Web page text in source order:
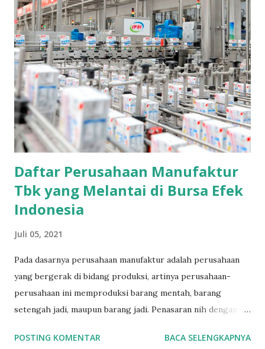
Daftar Perusahaan Manufaktur
Tbk yang Melantai di Bursa Efek
Indonesia
Juli 05, 2021
Pada dasarnya perusahaan manufaktur adalah perusahaan
yang bergerak di bidang produksi, artinya perusahaan-
perusahaan ini memproduksi barang mentah, barang
setengah jadi, maupun barang jadi. Penasaran nih dengan
Indonesia, yuk kita lihat pembagiannya. Bursa Efek
POSTING KOMENTAR BACA SELENGKAPNYA